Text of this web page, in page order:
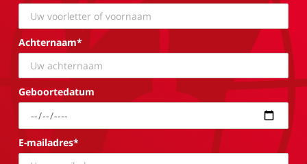
Achternaam*
Geboortedatum
E-mailadres*